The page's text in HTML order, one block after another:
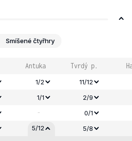
Smíšené čtyřhry
Antuka Tvrdý p.
1/2
11/12
1/1
2/9
-
0/1
5/12 5/8